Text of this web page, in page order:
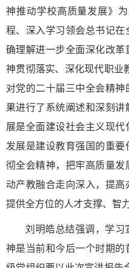
神推动学校高质量发展》
程、深入学习领会总书记
确理解进一步全面深化改
神贯彻落实、深化现代职业
对党的二十届三中全会精
果进行了系统阐述和深刻
展是全面建设社会主义现
发展是建设教育强国的重
彻全会精神，把牢高质量
动产教融合走向深入，提
提供全方位的人才支撑、智
刘明皓总结强调，学习
神是当前和今后一个时期